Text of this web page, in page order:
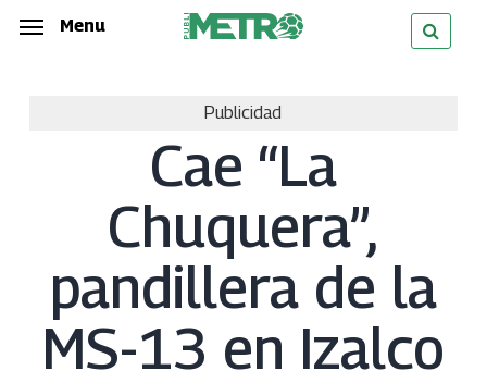
Skip
Menu
Publicidad
Cae “La
Chuquera”,
pandillera de la
MS-13 en Izalco
Menu